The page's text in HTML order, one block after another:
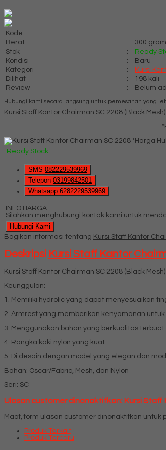
Kode :
-
Berat
:
300 gram
Stok
:
Ready
Kondisi
:
Baru
Kategori
:
Kursi
Dilihat
:
198 kali
Review
: Belum
Hubungi kami secara langsung untuk pemesanan yang
Kursi Staff Kantor Chairman SC 2208 (Black Mesh)
*Harga
Ready Stock
SMS 082229539969
Telepon 03199842501
Whatsapp 6282229539969
INFO HARGA
Silahkan menghubungi kontak kami untuk
Hubungi Kami
Bagikan informasi tentang Kursi Staff Kantor
Deskripsi Kursi Staff Kantor
Kursi Staff Kantor Chairman SC 2208 (Black Mesh)
Keunggulan:
1. Memiliki hydrolic yang dapat menyesuaikan
2. Armrest yang memberikan kenyamanan
3. Menggunakan bahan yang berkualitas
4. Rangka kaki nylon yang kuat.
5. Di desain dengan model yang elegan dan
Bahan: Oscar/Fabric, Mesh, dan Nylon
Seri: SC
Ulasan customer dinonaktifkan: Kursi Staff
Maaf, form ulasan customer dinonaktifkan untuk
Produk Terkait
Produk Terbaru